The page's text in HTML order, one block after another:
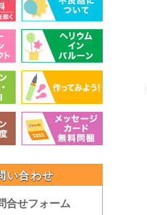
い合わせ
合せフォーム